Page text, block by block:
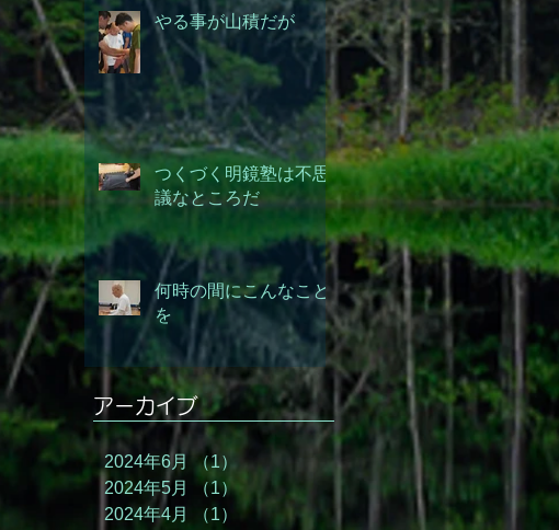
やる事が山積だが
つくづく明鏡塾は不思
議なところだ
何時の間にこんなこと
を
アーカイブ
2024年6月 （1）
1件の記事
2024年5月
（1） 1件の記事
2024年4月
（1）
1件の記事